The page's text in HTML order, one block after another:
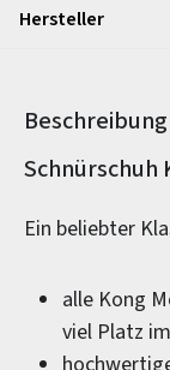
Hersteller
Beschreibung
Schnürschuh
Ein beliebter
alle Kong
viel Platz